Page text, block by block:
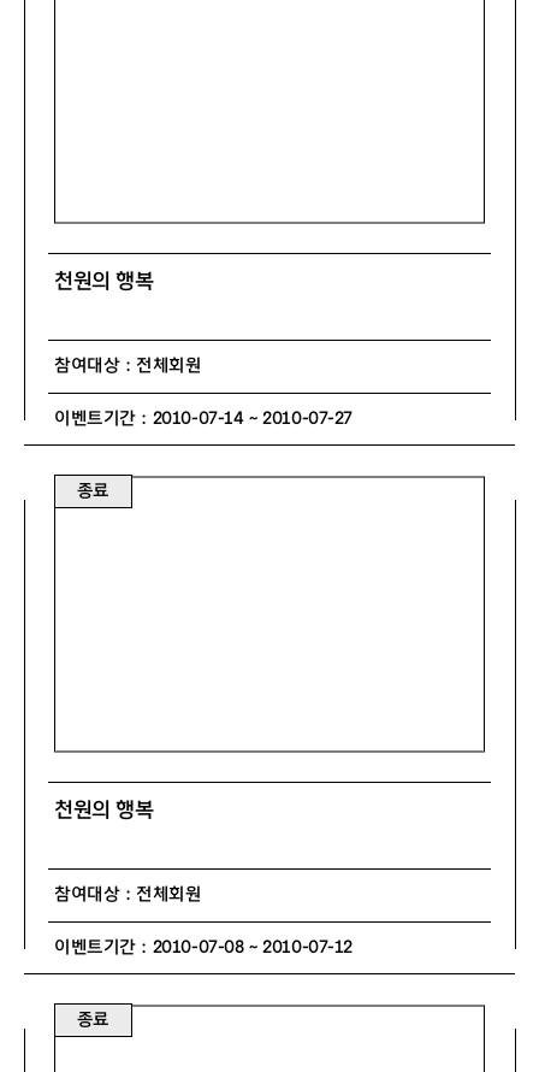
천원의 행복
참여대상 : 전체회원
이벤트기간 : 2010-07-14 ~ 2010-07-27
종료
천원의 행복
참여대상 : 전체회원
이벤트기간 : 2010-07-08 ~ 2010-07-12
종료